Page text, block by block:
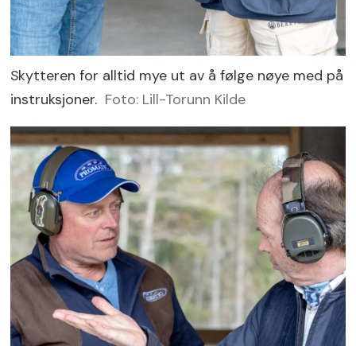
Skytteren for alltid mye ut av å følge nøye med på
instruksjoner. Foto: Lill-Torunn Kilde